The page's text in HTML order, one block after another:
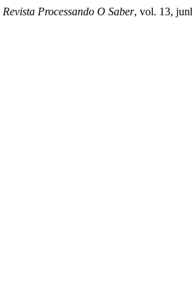
Revista Processando O Saber, vol. 13,